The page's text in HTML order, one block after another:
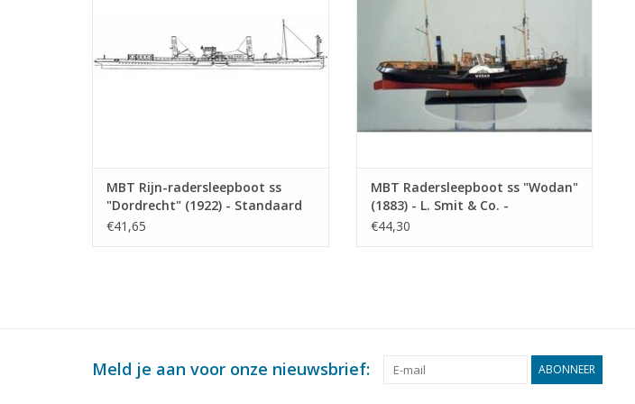
MBT Rijn-radersleepboot ss
"Dordrecht" (1922) - Standaard
Transp. Mij, Rotterdam -
€41,65
MBT Radersleepboot ss "Wodan"
(1883) - L. Smit & Co. -
Bouwtekening Schaal 1 : 60
€44,30
Meld je aan voor onze nieuwsbrief: ABONNEER